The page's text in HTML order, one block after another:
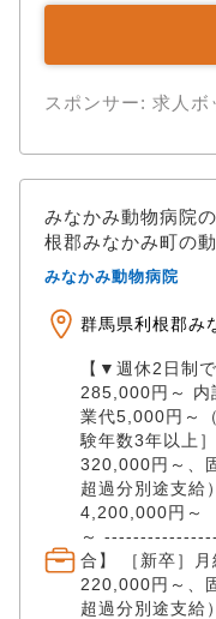
スポンサー: 求人ボ
みなかみ動物病院
根郡みなかみ町の
みなかみ動物病院
群馬県利根郡み
【▼週休2日制
285,000円～ 内
業代5,000円～
験年数3年以上
320,000円～、
超過分別途支給
4,200,000円～
～
合】 ［新卒］
220,000円～、
超過分別途支給